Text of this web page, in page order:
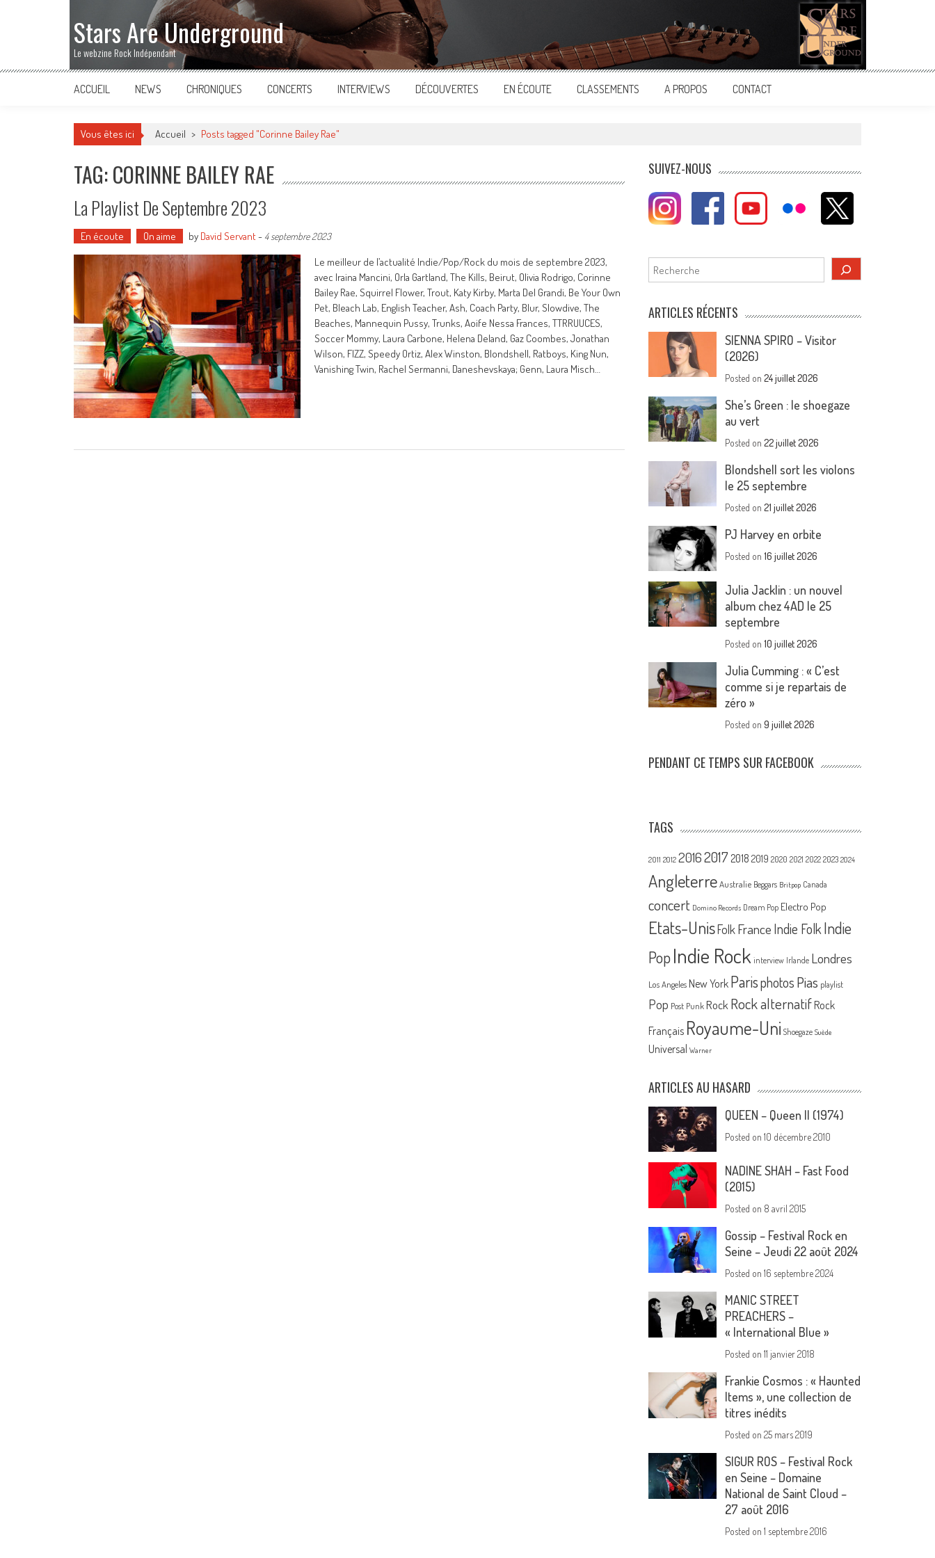
Stars Are Underground
Le webzine Rock Indépendant
ACCUEIL NEWS CHRONIQUES CONCERTS INTERVIEWS DÉCOUVERTES EN ÉCOUTE CLASSEMENTS A PROPOS CONTACT
Vous êtes ici Accueil > Posts tagged "Corinne Bailey Rae"
TAG: CORINNE BAILEY RAE
La Playlist De Septembre 2023
En écoute On aime by David Servant- 4 septembre 2023
Le meilleur de l’actualité Indie/Pop/Rock du mois de septembre 2023,
avec Iraina Mancini, Orla Gartland, The Kills, Beirut, Olivia Rodrigo, Corinne
Bailey Rae, Squirrel Flower, Trout, Katy Kirby, Marta Del Grandi, Be Your Own
Pet, Bleach Lab, English Teacher, Ash, Coach Party, Blur, Slowdive, The
Beaches, Mannequin Pussy, Trunks, Aoife Nessa Frances, TTRRUUCES,
Soccer Mommy, Laura Carbone, Helena Deland, Gaz Coombes, Jonathan
Wilson, FIZZ, Speedy Ortiz, Alex Winston, Blondshell, Ratboys, King Nun,
Vanishing Twin, Rachel Sermanni, Daneshevskaya; Genn, Laura Misch…
SUIVEZ-NOUS
Rechercher
ARTICLES RÉCENTS
SIENNA SPIRO – Visitor
(2026)
Posted on24 juillet 2026
She’s Green : le shoegaze
au vert
Posted on22 juillet 2026
Blondshell sort les violons
le 25 septembre
Posted on21 juillet 2026
PJ Harvey en orbite
Posted on16 juillet 2026
Julia Jacklin : un nouvel
album chez 4AD le 25
septembre
Posted on10 juillet 2026
Julia Cumming : « C’est
comme si je repartais de
zéro »
Posted on9 juillet 2026
PENDANT CE TEMPS SUR FACEBOOK
TAGS
2011 2012 20162017 2018 2019 2020 2021 2022 2023 2024
Angleterre Australie Beggars Britpop Canada
concert Domino Records Dream Pop Electro Pop
Etats-UnisFolk France Indie FolkIndie
PopIndie Rock interview Irlande Londres
Los Angeles New York Parisphotos Pias playlist
Pop Post Punk Rock Rock alternatif Rock
Français Royaume-Uni Shoegaze Suède
Universal Warner
ARTICLES AU HASARD
QUEEN – Queen II (1974)
Posted on10 décembre 2010
NADINE SHAH – Fast Food
(2015)
Posted on 8 avril 2015
Gossip – Festival Rock en
Seine – Jeudi 22 août 2024
Posted on16 septembre 2024
MANIC STREET
PREACHERS –
« International Blue »
Posted on11 janvier 2018
Frankie Cosmos : « Haunted
Items », une collection de
titres inédits
Posted on25 mars 2019
SIGUR ROS – Festival Rock
en Seine – Domaine
National de Saint Cloud –
27 août 2016
Posted on1 septembre 2016